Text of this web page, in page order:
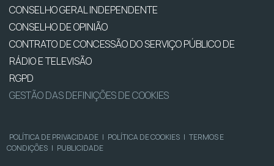
CONSELHO GERAL INDEPENDENTE
CONSELHO DE OPINIÃO
CONTRATO DE CONCESSÃO DO SERVIÇO PÚBLICO DE
RÁDIO E TELEVISÃO
RGPD
GESTÃO DAS DEFINIÇÕES DE COOKIES
POLÍTICA DE PRIVACIDADE | POLÍTICA DE COOKIES | TERMOS E
CONDIÇÕES | PUBLICIDADE